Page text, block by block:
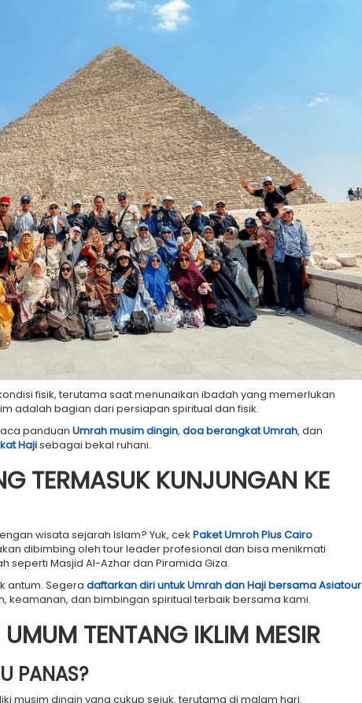
fisik, terutama saat menunaikan ibadah yang memerlukan
adalah bagian dari persiapan spiritual dan fisik.
panduan Umrah musim dingin, doa berangkat Umrah, dan
Hajisebagai bekal ruhani.
TERMASUK KUNJUNGAN KE
wisata sejarah Islam? Yuk, cek Paket Umroh Plus Cairo
dibimbing oleh tour leader profesional dan bisa menikmati
Masjid Al-Azhar dan Piramida Giza.
antum. Segera daftarkan diri untuk Umrah dan Haji bersama Asiatour
keamanan, dan bimbingan spiritual terbaik bersama kami.
TENTANG IKLIM MESIR
PANAS?
musim dingin yang cukup sejuk, terutama di malam hari.